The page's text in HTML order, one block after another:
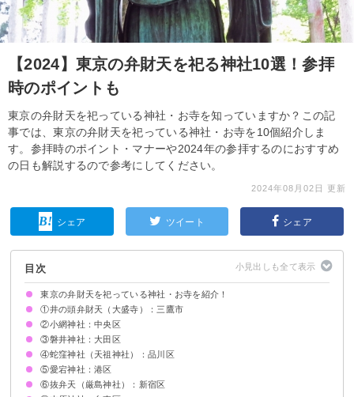
【2024】東京の弁財天を祀る神社10選！参拝
時のポイントも
東京の弁財天を祀っている神社・お寺を知っていますか？この記
事では、東京の弁財天を祀っている神社・お寺を10個紹介しま
す。参拝時のポイント・マナーや2024年の参拝するのにおすすめ
の日も解説するので参考にしてください。
2024年08月02日 更新
シェア ツイート シェア
目次
東京の弁財天を祀っている神社・お寺を紹介！
①井の頭弁財天（大盛寺）：三鷹市
歴史
ご利益
②小網神社：中央区
歴史
ご利益
③磐井神社：大田区
歴史
ご利益
④蛇窪神社（天祖神社）：品川区
歴史
ご利益
⑤愛宕神社：港区
歴史
ご利益
⑥抜弁天（厳島神社）：新宿区